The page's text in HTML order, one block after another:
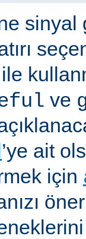
sinyal
ve
’ye ait
için